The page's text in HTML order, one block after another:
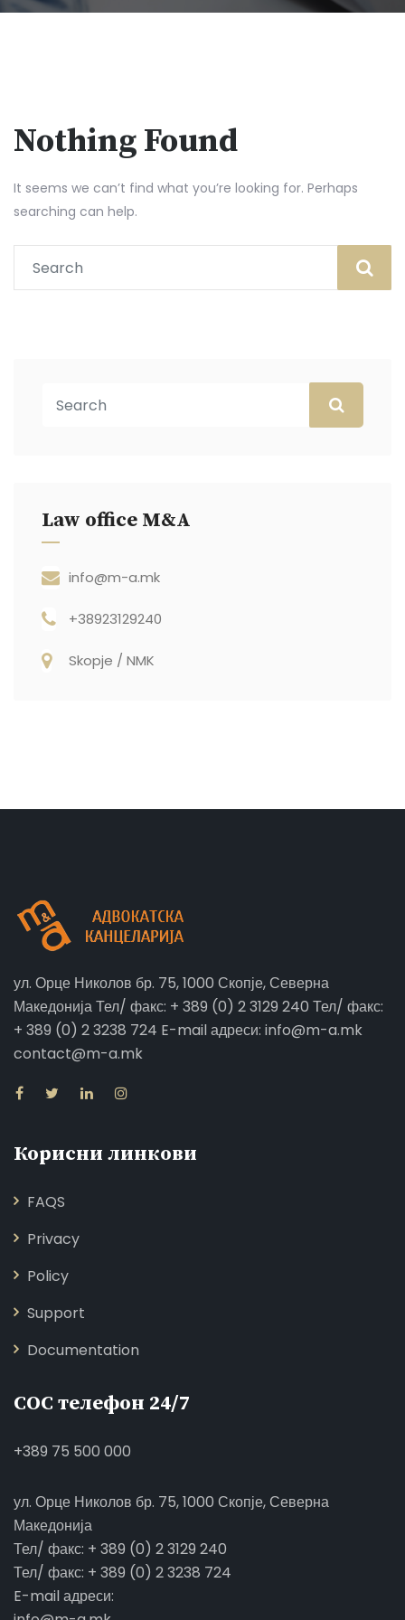
Nothing Found
It seems we can’t find what you’re looking for. Perhaps
searching can help.
Law office M&A
info@m-a.mk
+38923129240
Skopje / NMK
ул. Орце Николов бр. 75, 1000 Скопје, Северна
Македонија Тел/ факс: + 389 (0) 2 3129 240 Тел/ факс:
+ 389 (0) 2 3238 724 E-mail адреси: info@m-a.mk
contact@m-a.mk
Корисни линкови
FAQS
Privacy
Policy
Support
Documentation
СОС телефон 24/7
+389 75 500 000
ул. Орце Николов бр. 75, 1000 Скопје, Северна
Македонија
Тел/ факс: + 389 (0) 2 3129 240
Тел/ факс: + 389 (0) 2 3238 724
E-mail адреси: